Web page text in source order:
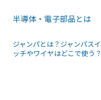
半導体・電子部品とは
ジャンパとは？ジャンパスイ
ッチやワイヤはどこで使う？